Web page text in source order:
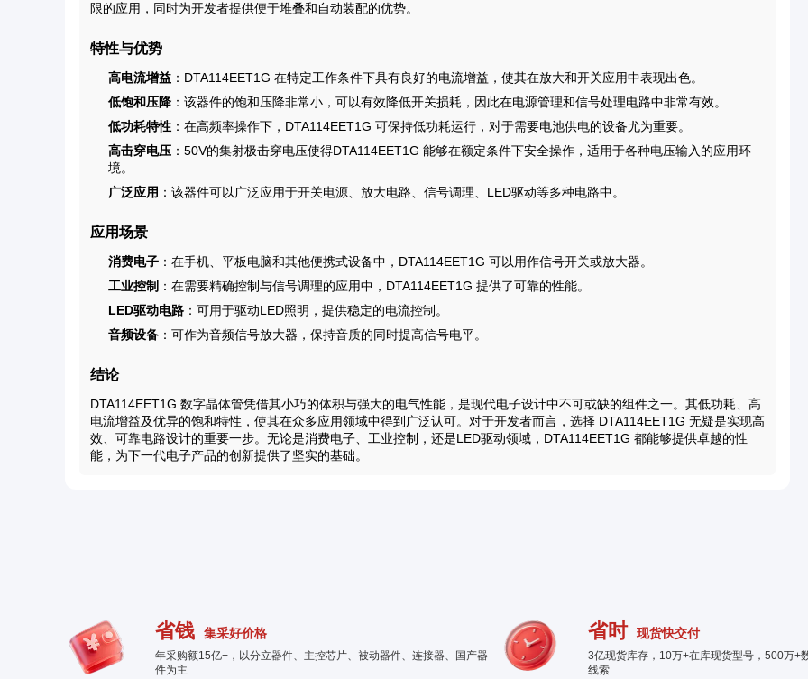
限的应用，同时为开发者提供便于堆叠和自动装配的优势。
特性与优势
高电流增益 ：DTA114EET1G 在特定工作条件下具有良好的电流增益，使其在放大和开关应用中表现出色。
低饱和压降 ：该器件的饱和压降非常小，可以有效降低开关损耗，因此在电源管理和信号处理电路中非常有效。
低功耗特性 ：在高频率操作下，DTA114EET1G 可保持低功耗运行，对于需要电池供电的设备尤为重要。
高击穿电压 ：50V的集射极击穿电压使得DTA114EET1G 能够在额定条件下安全操作，适用于各种电压输入的应用环
境。
广泛应用 ：该器件可以广泛应用于开关电源、放大电路、信号调理、LED驱动等多种电路中。
应用场景
消费电子 ：在手机、平板电脑和其他便携式设备中，DTA114EET1G 可以用作信号开关或放大器。
工业控制 ：在需要精确控制与信号调理的应用中，DTA114EET1G 提供了可靠的性能。
LED驱动电路 ：可用于驱动LED照明，提供稳定的电流控制。
音频设备 ：可作为音频信号放大器，保持音质的同时提高信号电平。
结论
DTA114EET1G 数字晶体管凭借其小巧的体积与强大的电气性能，是现代电子设计中不可或缺的组件之一。其低功耗、高
电流增益及优异的饱和特性，使其在众多应用领域中得到广泛认可。对于开发者而言，选择 DTA114EET1G 无疑是实现高
效、可靠电路设计的重要一步。无论是消费电子、工业控制，还是LED驱动领域，DTA114EET1G 都能够提供卓越的性
能，为下一代电子产品的创新提供了坚实的基础。
省钱 集采好价格
年采购额15亿+，以分立器件、主控芯片、被动器件、连接器、国产器
件为主
省时 现货快交付
3亿现货库存，10万+在库现货型号，500万+
线索